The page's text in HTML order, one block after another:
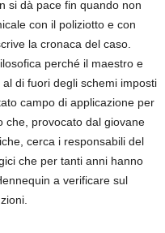
si dà pace fin quando non
con il poliziotto e con
la cronaca del caso.
perché il maestro e
al di fuori degli schemi imposti
campo di applicazione per
che, provocato dal giovane
cerca i responsabili del
che per tanti anni hanno
a verificare sul